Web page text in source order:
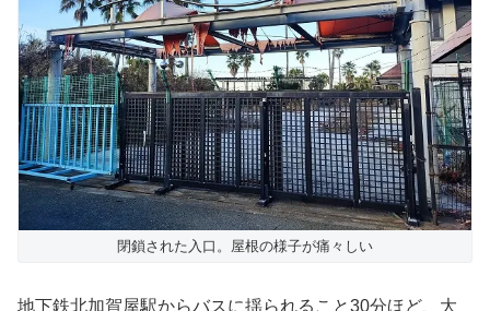
閉鎖された入口。屋根の様子が痛々しい
地下鉄北加賀屋駅からバスに揺られること30分ほど、大